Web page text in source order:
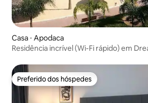
Casa ⋅ Apodaca
Residência incrível (Wi-Fi rápido) em
Preferido dos hóspedes
Preferido dos hóspedes